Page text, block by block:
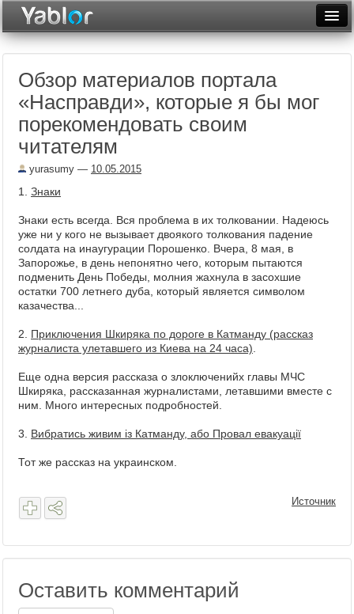
Неделя
Месяц
Видеотоп
Обзор материалов портала
«Насправди», которые я бы мог
порекомендовать своим
читателям
yurasumy — 10.05.2015
1. Знаки
Знаки есть всегда. Вся проблема в их толковании. Надеюсь
уже ни у кого не вызывает двоякого толкования падение
солдата на инаугурации Порошенко. Вчера, 8 мая, в
Запорожье, в день непонятно чего, которым пытаются
подменить День Победы, молния жахнула в засохшие
остатки 700 летнего дуба, который является символом
казачества...
2. Приключения Шкиряка по дороге в Катманду (рассказ
журналиста улетавшего из Киева на 24 часа)
Еще одна версия рассказа о злоключенийх главы МЧС
Шкиряка, рассказанная журналистами, летавшими вместе с
ним. Много интересных подробностей.
3. Вибратись живим із Катманду, або Провал евакуації
Тот же рассказ на украинском.
Источник
Оставить комментарий